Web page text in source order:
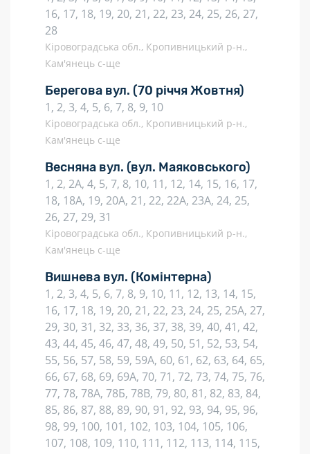
16, 17, 18, 19, 20, 21, 22, 23, 24, 25, 26, 27,
28
Кіровоградська обл., Кропивницький р-н.,
Кам'янець с-ще
Берегова вул. (70 річчя Жовтня)
1, 2, 3, 4, 5, 6, 7, 8, 9, 10
Кіровоградська обл., Кропивницький р-н.,
Кам'янець с-ще
Весняна вул. (вул. Маяковського)
1, 2, 2А, 4, 5, 7, 8, 10, 11, 12, 14, 15, 16, 17,
18, 18А, 19, 20А, 21, 22, 22А, 23А, 24, 25,
26, 27, 29, 31
Кіровоградська обл., Кропивницький р-н.,
Кам'янець с-ще
Вишнева вул. (Комінтерна)
1, 2, 3, 4, 5, 6, 7, 8, 9, 10, 11, 12, 13, 14, 15,
16, 17, 18, 19, 20, 21, 22, 23, 24, 25, 25А, 27,
29, 30, 31, 32, 33, 36, 37, 38, 39, 40, 41, 42,
43, 44, 45, 46, 47, 48, 49, 50, 51, 52, 53, 54,
55, 56, 57, 58, 59, 59А, 60, 61, 62, 63, 64, 65,
66, 67, 68, 69, 69А, 70, 71, 72, 73, 74, 75, 76,
77, 78, 78А, 78Б, 78В, 79, 80, 81, 82, 83, 84,
85, 86, 87, 88, 89, 90, 91, 92, 93, 94, 95, 96,
98, 99, 100, 101, 102, 103, 104, 105, 106,
107, 108, 109, 110, 111, 112, 113, 114, 115,